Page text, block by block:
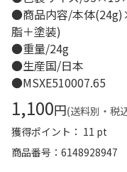
●商品内容/本体
脂＋塗装)
●重量/24g
●生産国/日本
●MSXE510007.65
1,100円(送料別・税
獲得ポイント： 11 pt
商品番号
6148928947